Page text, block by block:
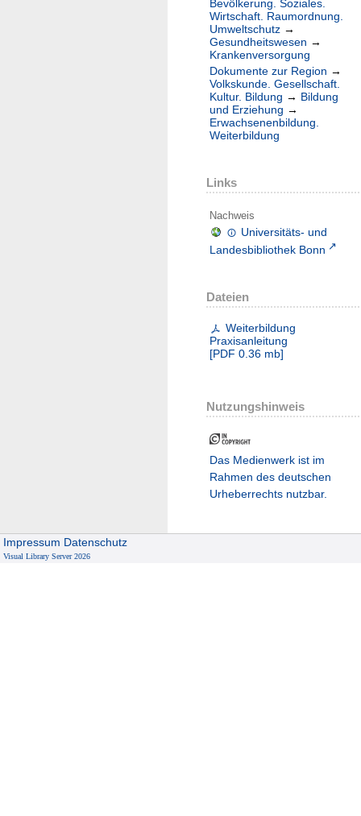
Bevölkerung. Soziales.
Wirtschaft. Raumordnung.
Umweltschutz →
Gesundheitswesen →
Krankenversorgung
Dokumente zur Region →
Volkskunde. Gesellschaft.
Kultur. Bildung → Bildung
und Erziehung →
Erwachsenenbildung.
Weiterbildung
Links
Nachweis
Universitäts- und
Landesbibliothek Bonn
Dateien
Weiterbildung
Praxisanleitung
[PDF 0.36 mb]
Nutzungshinweis
Das Medienwerk ist im
Rahmen des deutschen
Urheberrechts nutzbar.
Impressum Datenschutz
Visual Library Server 2026